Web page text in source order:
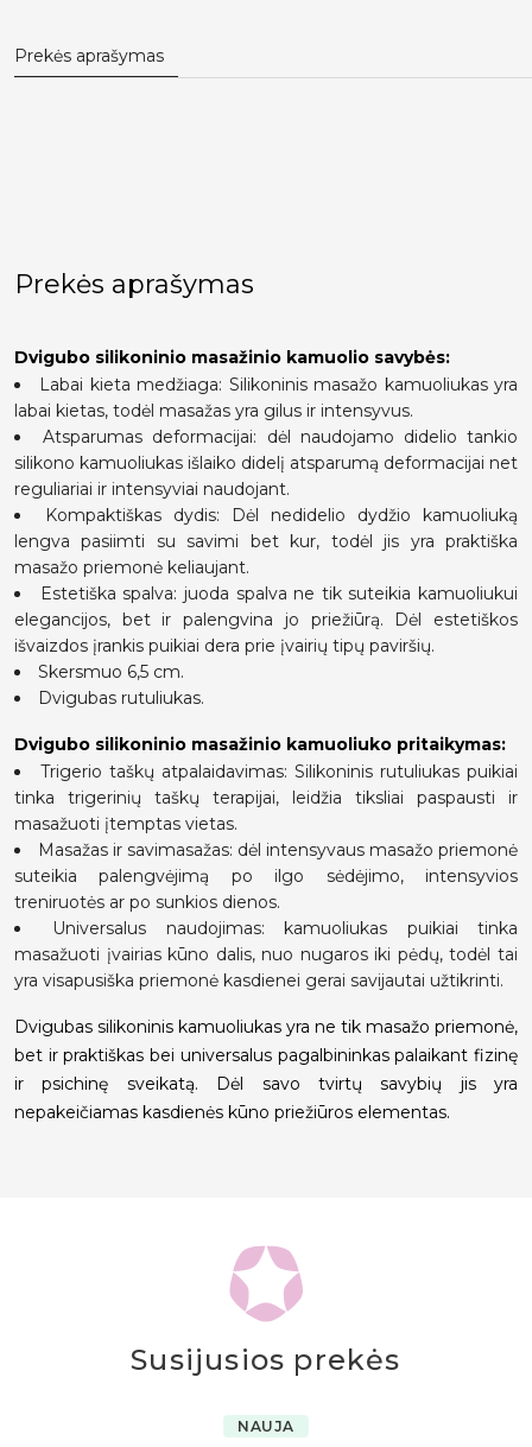
Prekės aprašymas
Prekės aprašymas
Dvigubo silikoninio masažinio kamuolio savybės:
Labai kieta medžiaga: Silikoninis masažo kamuoliukas yra
labai kietas, todėl masažas yra gilus ir intensyvus.
Atsparumas deformacijai: dėl naudojamo didelio tankio
silikono kamuoliukas išlaiko didelį atsparumą deformacijai net
reguliariai ir intensyviai naudojant.
Kompaktiškas dydis: Dėl nedidelio dydžio kamuoliuką
lengva pasiimti su savimi bet kur, todėl jis yra praktiška
masažo priemonė keliaujant.
Estetiška spalva: juoda spalva ne tik suteikia kamuoliukui
elegancijos, bet ir palengvina jo priežiūrą. Dėl estetiškos
išvaizdos įrankis puikiai dera prie įvairių tipų paviršių.
Skersmuo 6,5 cm.
Dvigubas rutuliukas.
Dvigubo silikoninio masažinio kamuoliuko pritaikymas:
Trigerio taškų atpalaidavimas: Silikoninis rutuliukas puikiai
tinka trigerinių taškų terapijai, leidžia tiksliai paspausti ir
masažuoti įtemptas vietas.
Masažas ir savimasažas: dėl intensyvaus masažo priemonė
suteikia palengvėjimą po ilgo sėdėjimo, intensyvios
treniruotės ar po sunkios dienos.
Universalus naudojimas: kamuoliukas puikiai tinka
masažuoti įvairias kūno dalis, nuo nugaros iki pėdų, todėl tai
yra visapusiška priemonė kasdienei gerai savijautai užtikrinti.
Dvigubas silikoninis kamuoliukas yra ne tik masažo priemonė,
bet ir praktiškas bei universalus pagalbininkas palaikant fizinę
ir psichinę sveikatą. Dėl savo tvirtų savybių jis yra
nepakeičiamas kasdienės kūno priežiūros elementas.
Susijusios prekės
NAUJA